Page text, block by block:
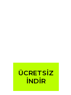
ÜCRETSİZ
İNDİR